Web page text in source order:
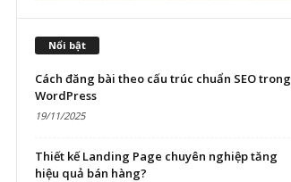
Nổi bật
Cách đăng bài theo cấu trúc chuẩn SEO trong
WordPress
19/11/2025
Thiết kế Landing Page chuyên nghiệp tăng
hiệu quả bán hàng?